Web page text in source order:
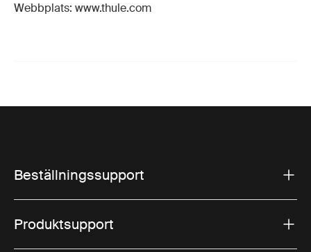
Webbplats: www.thule.com
Beställningssupport
Produktsupport